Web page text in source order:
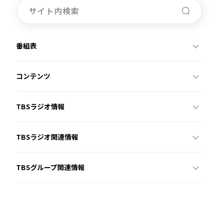
YouTube
番組表
コンテンツ
TBSラジオ情報
TBSラジオ関連情報
TBSグループ関連情報